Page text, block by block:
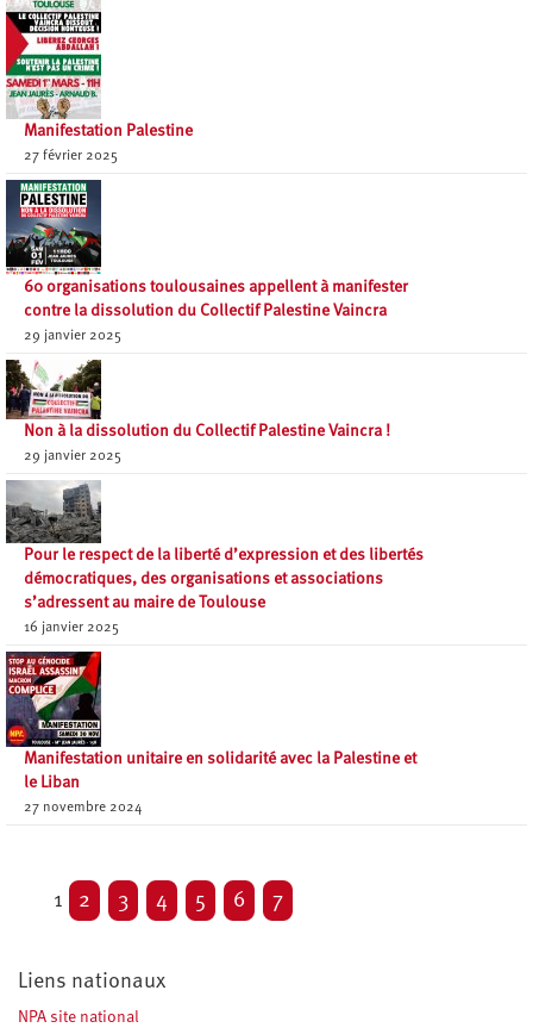
Manifestation Palestine
27 février 2025
60 organisations toulousaines appellent à manifester
contre la dissolution du Collectif Palestine Vaincra
29 janvier 2025
Non à la dissolution du Collectif Palestine Vaincra !
29 janvier 2025
Pour le respect de la liberté d’expression et des libertés
démocratiques, des organisations et associations
s’adressent au maire de Toulouse
16 janvier 2025
Manifestation unitaire en solidarité avec la Palestine et
le Liban
27 novembre 2024
1 2 3 4 5 6 7
Liens nationaux
NPA site national